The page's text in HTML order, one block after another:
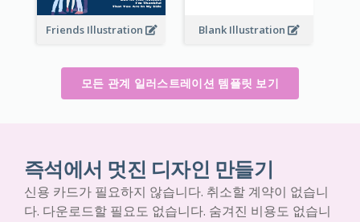
Friends Illustration Blank Illustration
모든 관계 일러스트레이션 템플릿 보기
즉석에서 멋진 디자인 만들기
신용 카드가 필요하지 않습니다. 취소할 계약이 없습니
다. 다운로드할 필요도 없습니다. 숨겨진 비용도 없습니